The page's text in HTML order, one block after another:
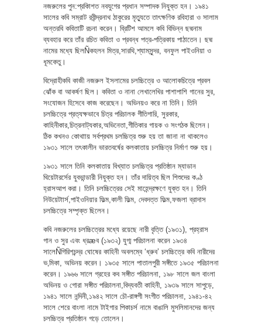
নজরুলের পুন:প্রকািশত নবযুগের প্রধান সম্পাদক নিযুক্ত হন। ১৯৪১
সালের কবি সম্রাট রবীন্দ্রনাথ ঠাকুরের মৃত্যুতে তাৎক্ষণিক রবিহারা ও সালাম
অন্তরবি কবিতাটি রচনা করেন। ব্রিটিশ আমলে কবি বিভিন্ন ছদ্মনাম
ব্যবহার করে তাঁর রচিত কবিতা ও প্রবন্ধ পত্র-পত্রিকায় পাঠাতেন। ছদ্ম
নামের মধ্যে ছিলÑকহলন মিত্র,সারথি,শ্যামসুন্দর, বনফুল পাইওনিয়া ও
ধূমকেতু।
বিদ্রোহীকবি কাজী নজরুল ইসলামের চলচ্চিত্রে ও আলোকচিত্রে প্রবল
ঝোঁক বা আকর্ষণ ছিল। কবিতা ও নানা লেখালেখির পাশাপাশি গানের সুর,
সংযোজন হিসেবে কাজ করেছেন। অভিনয়ও করে না তিনি। তিনি
চলচ্চিত্রে প্রত্যক্ষভাবে চিত্র পরিচালক গীতিগারি, সুরকার,
কাহিনীকার,চিত্রনাট্যকার,অভিনেতা,গীতিকার গায়ক ও সংগঠক ছিলেন।
ঠিক কখনও কোথাায় সর্বপ্রথম চলচ্চিত্র শুরু হয় তা জানা না থাকলেও
১৯৩১ সালে তৎকালীন ভারতবর্ষের কলকাতায় চলচ্চিত্র নির্মাণ শুরু হয়।
১৯৩১ সালে তিনি কলকাতায় বিখ্যাত চলচ্চিত্র প্রতিষ্ঠান ম্যাডান
থিয়েটারর্সের যুবভান্ডারী নিযুক্ত হন। তাঁর দায়িত্ব ছিল শিশুদের কণ্ঠ
হ্রাসআপ করা। তিনি চলচ্চিত্রের সেই মাহেন্দ্রক্ষণে যুক্ত হন। তিনি
নিউয়েটাার্স,পাইওনিয়ার ফিল্ম,কালী ফিল্ম, দেবদত্ত ফিল্ম,ফজলা ব্রাদাস
চলচ্চিত্রে সম্পৃক্ত ছিলেন।
কবি নজরুলের চলচ্চিত্রের মধ্যে রয়েছে নারী বৃত্তি (১৯৩১), প্রহ্রাস
গান ও সুর এবং ধ্রæব (১৯৩২) যুগ্ম পরিচালনা করেন ১৯৩৪
সালেÑগিরিশচন্দ্র ঘোষের কাহিনী অবলম্বে ‘ধ্রুব’ চলচ্চিত্রে কবি নারীদের
ভ‚মিকা, অভিনয় করেন। ১৯৩৫ সালে পাতালপুরী সঙ্গীতে ১৯৩৫ পরিচালনা
করেন। ১৯৬৬ সালে গ্রহের কব সঙ্গীত পরিচালনা, ১৯৮ সালে জল বাংলা
অভিনয় ও গোরা সঙ্গীত পরিচালনা,বিদ্যবতী কাহিনী, ১৯৩৯ সালে সাপুড়ে,
১৯৪১ সালে নন্দিনী,১৯৪২ সালে চৌ-রাঙ্গগী সংগীত পরিচালনা, ১৯৪১-৪২
সালে শেরে বাংলা নামে টাইগার পিকাচর্স নামে বাঙালি মুসলিমানদের জন্য
চলচ্চিত্র প্রতিষ্ঠান গড়ে তোলেন।